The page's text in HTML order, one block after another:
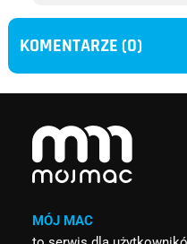
KOMENTARZE (0)
MÓJ MAC